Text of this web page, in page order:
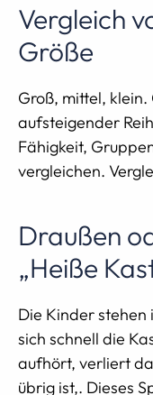
Vergleich
Größe
Groß, mittel,
aufsteigender
Fähigkeit,
vergleichen.
Draußen
„Heiße
Die Kinder stehen
sich schnell die
aufhört, verliert
übrig ist,. Dieses